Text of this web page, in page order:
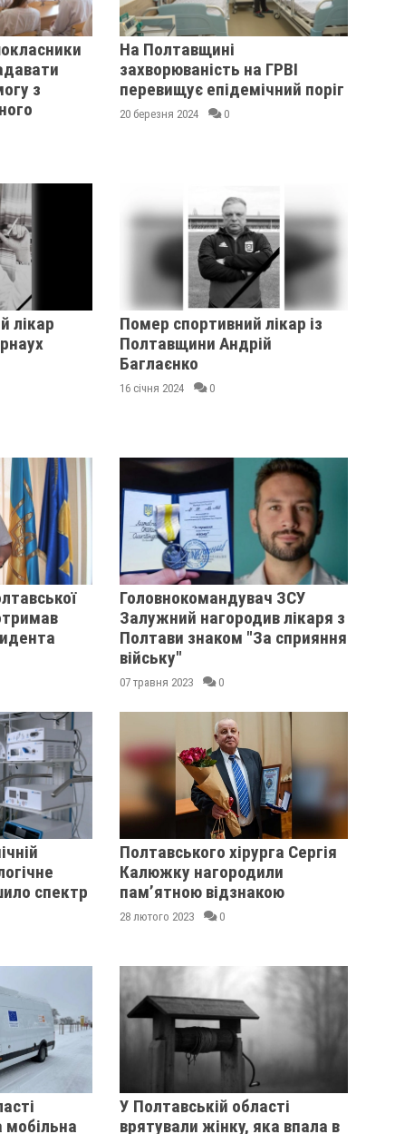
з
На Полтавщині
захворюваність на ГРВІ
перевищує епідемічний поріг
20 березня 2024 0
лікар
Помер спортивний лікар із
Полтавщини Андрій
Баглаєнко
16 січня 2024 0
Головнокомандувач ЗСУ
Залужний нагородив лікаря з
Полтави знаком "За сприяння
війську"
07 травня 2023 0
спектр
Полтавського хірурга Сергія
Калюжку нагородили
пам’ятною відзнакою
28 лютого 2023 0
мобільна
У Полтавській області
врятували жінку, яка впала в